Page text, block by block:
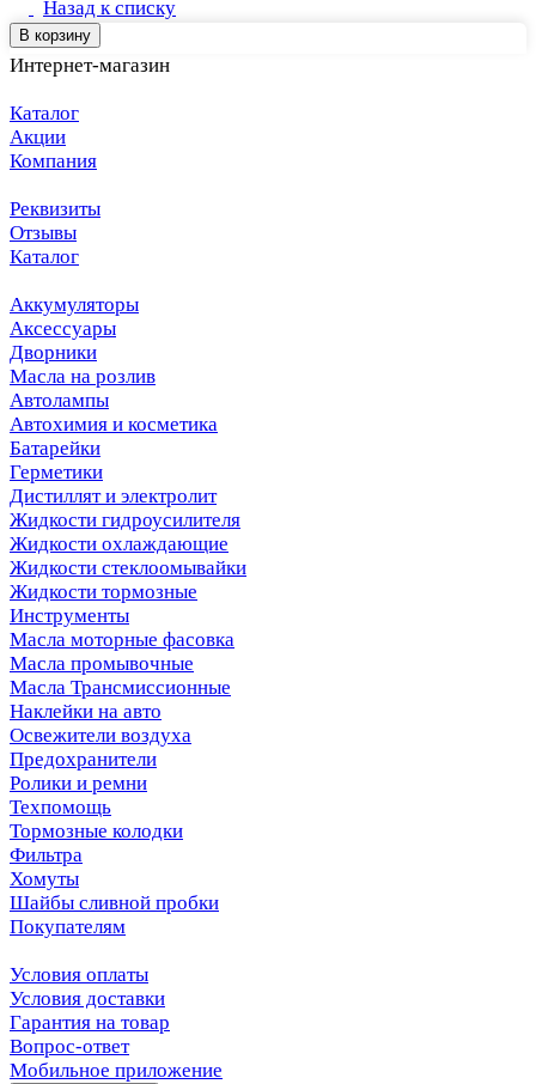
Назад к списку
В корзину
Интернет-магазин
Каталог
Акции
Компания
Реквизиты
Отзывы
Каталог
Аккумуляторы
Аксессуары
Дворники
Масла на розлив
Автолампы
Автохимия и косметика
Батарейки
Герметики
Дистиллят и электролит
Жидкости гидроусилителя
Жидкости охлаждающие
Жидкости стеклоомывайки
Жидкости тормозные
Инструменты
Масла моторные фасовка
Масла промывочные
Масла Трансмиссионные
Наклейки на авто
Освежители воздуха
Предохранители
Ролики и ремни
Техпомощь
Тормозные колодки
Фильтра
Хомуты
Шайбы сливной пробки
Покупателям
Условия оплаты
Условия доставки
Гарантия на товар
Вопрос-ответ
Мобильное приложение